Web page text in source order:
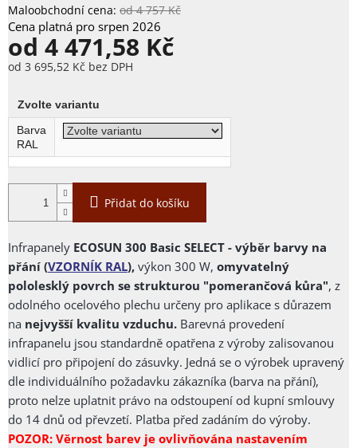
od 4 757 Kč
od 4 471,58 Kč
od 3 695,52 Kč bez DPH
cena:
Zvolte variantu
Barva
RAL
Přidat do košíku
Infrapanely ECOSUN 300 Basic SELECT - výběr barvy na
přání (VZORNÍK RAL), výkon 300 W, omyvatelný
pololesklý povrch se strukturou "pomerančová kůra", z
odolného ocelového plechu určeny pro aplikace s důrazem
na nejvyšší kvalitu vzduchu. Barevná provedení
infrapanelu jsou standardně opatřena z výroby zalisovanou
vidlicí pro připojení do zásuvky. Jedná se o výrobek upravený
dle individuálního požadavku zákazníka (barva na přání),
proto nelze uplatnit právo na odstoupení od kupní smlouvy
do 14 dnů od převzetí. Platba před zadáním do výroby.
POZOR: Věrnost barev je ovlivňována nastavením